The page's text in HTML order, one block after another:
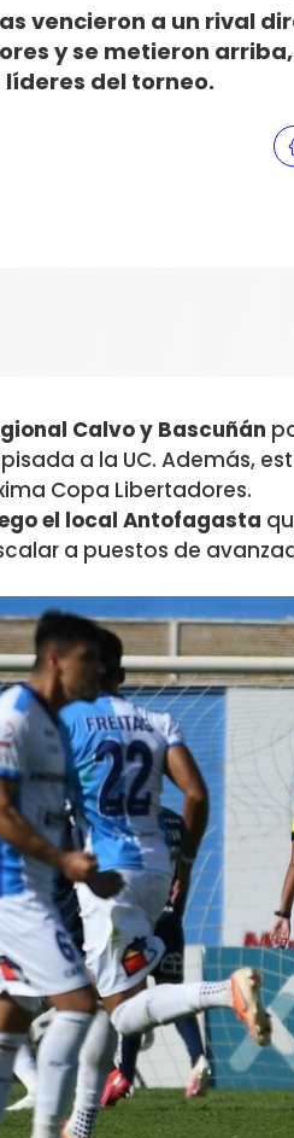
vencieron a un rival
y se metieron
líderes del torneo.
Calvo y Bascuñán
a la UC. Además,
Copa Libertadores.
el local Antofagasta
a puestos de